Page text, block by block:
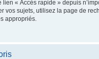
« Accès rapide » depuis
vos sujets, utilisez la page de
appropriés.